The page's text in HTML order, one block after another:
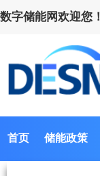
数字储能网欢迎您！
首页 储能政策